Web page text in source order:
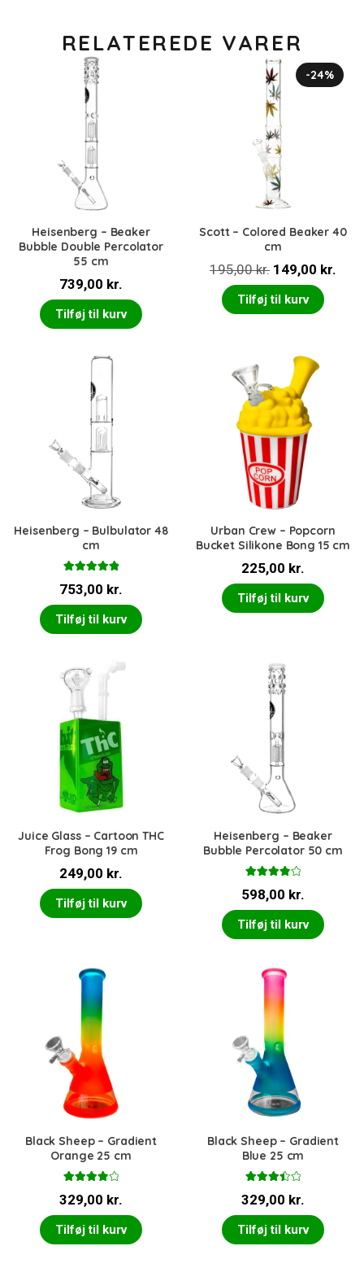
RELATEREDE VARER
Heisenberg – Beaker
Bubble Double Percolator
55 cm
739,00 kr.
Tilføj til kurv
-24%
Scott – Colored Beaker 40
cm
195,00kr. Den
oprindelige
pris
195,00 kr..
149,00 kr.
Tilføj til kurv
Heisenberg – Bulbulator 48
cm
5.00ud af 5
753,00 kr.
Tilføj til kurv
Urban Crew – Popcorn
Bucket Silikone Bong 15 cm
225,00 kr.
Tilføj til kurv
Juice Glass – Cartoon THC
Frog Bong 19 cm
249,00 kr.
Tilføj til kurv
Heisenberg – Beaker
Bubble Percolator 50 cm
4.00ud
af 5
598,00 kr.
Tilføj til kurv
Black Sheep – Gradient
Orange 25 cm
4.00ud
af 5
329,00 kr.
Tilføj til kurv
Black Sheep – Gradient
Blue 25 cm
t3.50
ud af 5
329,00 kr.
Tilføj til kurv